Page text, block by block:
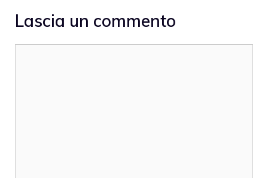
Lascia un commento